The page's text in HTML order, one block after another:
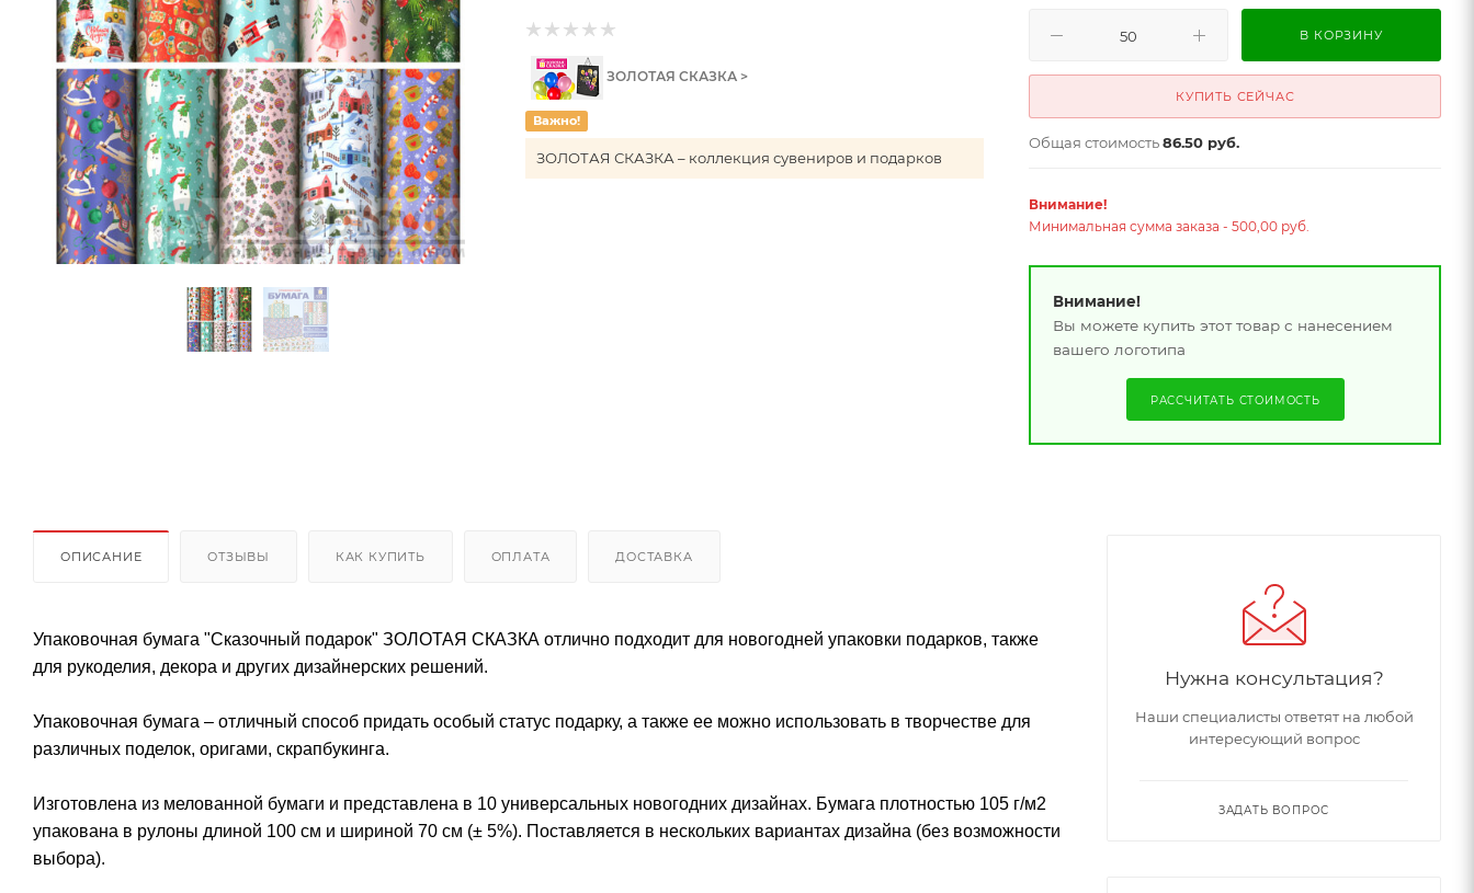
ЗОЛОТАЯ СКАЗКА >
Важно!
ЗОЛОТАЯ СКАЗКА – коллекция сувениров и подарков
В КОРЗИНУ
КУПИТЬ СЕЙЧАС
Общая стоимость86.50 руб.
Внимание!
Минимальная сумма заказа - 500,00 руб.
Внимание!
Вы можете купить этот товар с нанесением
вашего логотипа
РАССЧИТАТЬ СТОИМОСТЬ
ОПИСАНИЕ ОТЗЫВЫ КАК КУПИТЬ ОПЛАТА ДОСТАВКА
Упаковочная бумага "Сказочный подарок" ЗОЛОТАЯ СКАЗКА отлично подходит для новогодней упаковки подарков, также
для рукоделия, декора и других дизайнерских решений.
Упаковочная бумага – отличный способ придать особый статус подарку, а также ее можно использовать в творчестве для
различных поделок, оригами, скрапбукинга.
Изготовлена из мелованной бумаги и представлена в 10 универсальных новогодних дизайнах. Бумага плотностью 105 г/м2
упакована в рулоны длиной 100 см и шириной 70 см (± 5%). Поставляется в нескольких вариантах дизайна (без возможности
выбора).
Нужна консультация?
Наши специалисты ответят на любой
интересующий вопрос
ЗАДАТЬ ВОПРОС